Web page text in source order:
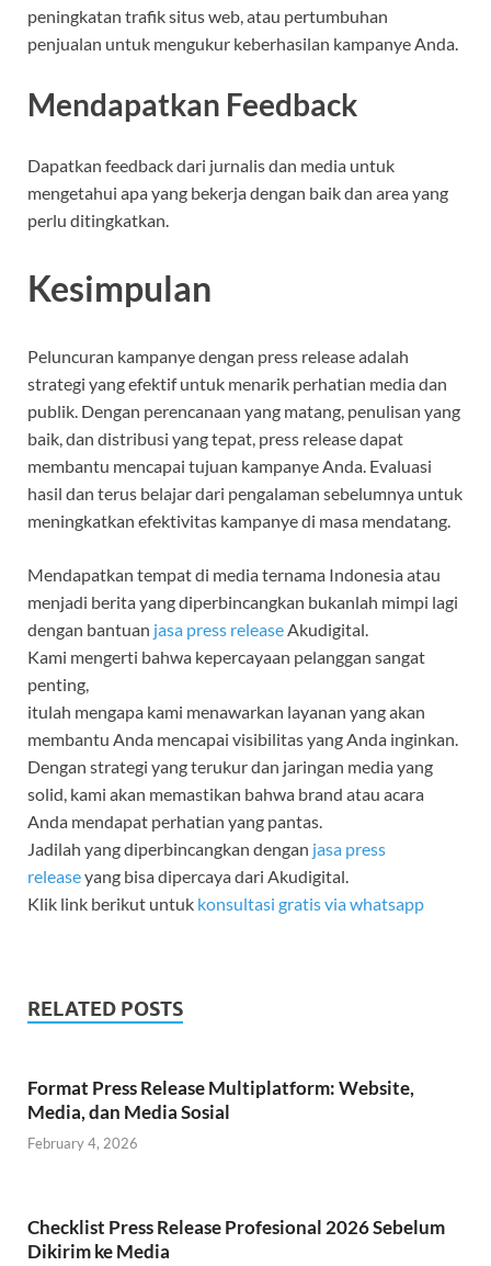
peningkatan trafik situs web, atau pertumbuhan
penjualan untuk mengukur keberhasilan kampanye Anda.
Mendapatkan Feedback
Dapatkan feedback dari jurnalis dan media untuk
mengetahui apa yang bekerja dengan baik dan area yang
perlu ditingkatkan.
Kesimpulan
Peluncuran kampanye dengan press release adalah
strategi yang efektif untuk menarik perhatian media dan
publik. Dengan perencanaan yang matang, penulisan yang
baik, dan distribusi yang tepat, press release dapat
membantu mencapai tujuan kampanye Anda. Evaluasi
hasil dan terus belajar dari pengalaman sebelumnya untuk
meningkatkan efektivitas kampanye di masa mendatang.
Mendapatkan tempat di media ternama Indonesia atau
menjadi berita yang diperbincangkan bukanlah mimpi lagi
dengan bantuan jasa press release Akudigital.
Kami mengerti bahwa kepercayaan pelanggan sangat
penting,
itulah mengapa kami menawarkan layanan yang akan
membantu Anda mencapai visibilitas yang Anda inginkan.
Dengan strategi yang terukur dan jaringan media yang
solid, kami akan memastikan bahwa brand atau acara
Anda mendapat perhatian yang pantas.
Jadilah yang diperbincangkan dengan jasa press
releaseyang bisa dipercaya dari Akudigital.
Klik link berikut untuk konsultasi gratis via whatsapp
RELATED POSTS
Format Press Release Multiplatform: Website,
Media, dan Media Sosial
February 4, 2026
Checklist Press Release Profesional 2026 Sebelum
Dikirim ke Media